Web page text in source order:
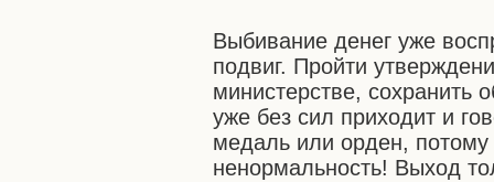
Выбивание денег уже
подвиг. Пройти
министерстве, сохранить
уже без сил приходит и
медаль или орден, потому
ненормальность! Выход